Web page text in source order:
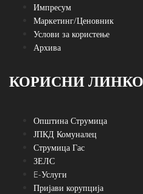
Импресум
Маркетинг/Ценовник
Услови за користење
Архива
КОРИСНИ
Општина Струмица
ЈПКД Комуналец
Струмица Гас
ЗЕЛС
E-Услуги
Пријави корупција